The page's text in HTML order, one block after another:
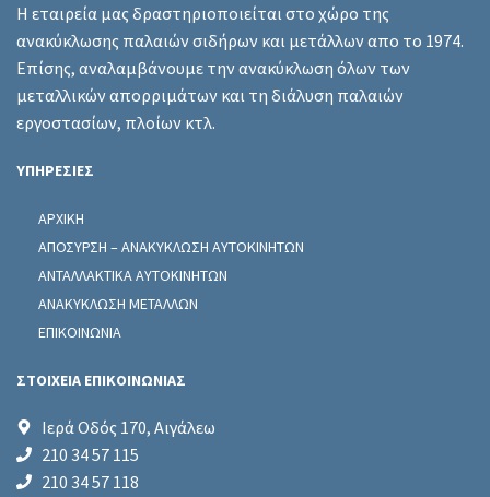
Η εταιρεία μας δραστηριοποιείται στο χώρο της
ανακύκλωσης παλαιών σιδήρων και μετάλλων απο το 1974.
Επίσης, αναλαμβάνουμε την ανακύκλωση όλων των
μεταλλικών απορριμάτων και τη διάλυση παλαιών
εργοστασίων, πλοίων κτλ.
ΥΠΗΡΕΣΙΕΣ
ΑΡΧΙΚΗ
ΑΠΟΣΥΡΣΗ – ΑΝΑΚΥΚΛΩΣΗ ΑΥΤΟΚΙΝΗΤΩΝ
ΑΝΤΑΛΛΑΚΤΙΚΑ ΑΥΤΟΚΙΝΗΤΩΝ
ΑΝΑΚΥΚΛΩΣΗ ΜΕΤΑΛΛΩΝ
ΕΠΙΚΟΙΝΩΝΙΑ
ΣΤΟΙΧΕΙΑ ΕΠΙΚΟΙΝΩΝΙΑΣ
Ιερά Οδός 170, Αιγάλεω
210 34 57 115
210 34 57 118